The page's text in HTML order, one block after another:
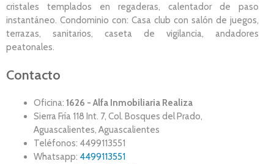
cristales templados en regaderas, calentador de paso
instantáneo. Condominio con: Casa club con salón de juegos,
terrazas, sanitarios, caseta de vigilancia, andadores
peatonales.
Contacto
Oficina: 1626 - Alfa Inmobiliaria Realiza
Sierra Fría 118 Int. 7, Col. Bosques del Prado,
Aguascalientes, Aguascalientes
Teléfonos: 4499113551
Whatsapp: 4499113551